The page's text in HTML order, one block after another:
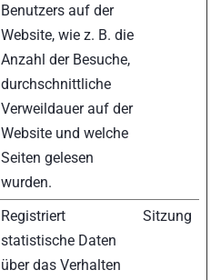
Benutzers auf der
Website, wie z. B. die
Anzahl der Besuche,
durchschnittliche
Verweildauer auf der
Website und welche
Seiten gelesen
wurden.
Registriert
statistische Daten
über das Verhalten
Sitzung